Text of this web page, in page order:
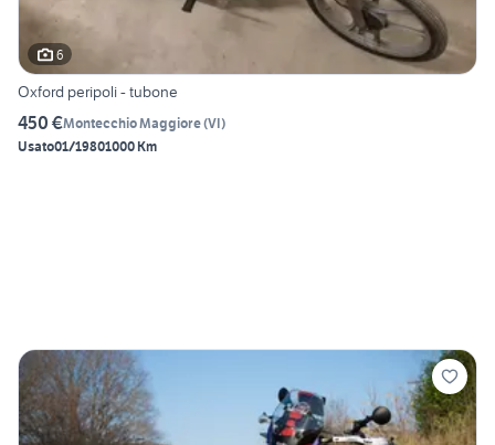
6
Oxford peripoli - tubone
450 €Montecchio Maggiore(VI)
Usato01/19801000 Km